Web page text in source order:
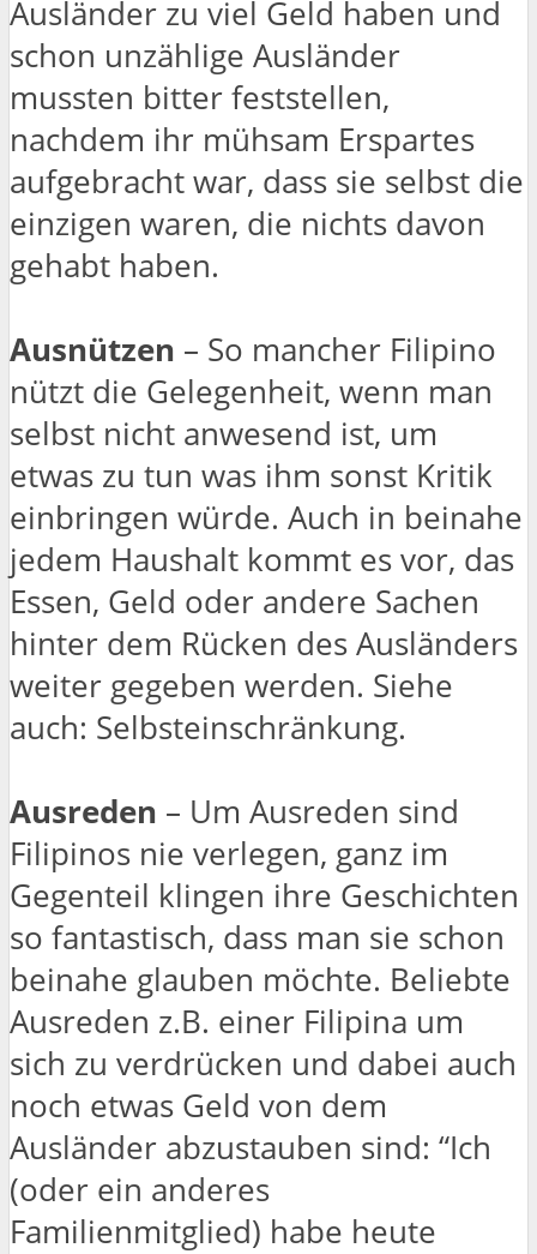
Ausländer zu viel Geld haben und
schon unzählige Ausländer
mussten bitter feststellen,
nachdem ihr mühsam Erspartes
aufgebracht war, dass sie selbst die
einzigen waren, die nichts davon
gehabt haben.
Ausnützen – So mancher Filipino
nützt die Gelegenheit, wenn man
selbst nicht anwesend ist, um
etwas zu tun was ihm sonst Kritik
einbringen würde. Auch in beinahe
jedem Haushalt kommt es vor, das
Essen, Geld oder andere Sachen
hinter dem Rücken des Ausländers
weiter gegeben werden. Siehe
auch: Selbsteinschränkung.
Ausreden – Um Ausreden sind
Filipinos nie verlegen, ganz im
Gegenteil klingen ihre Geschichten
so fantastisch, dass man sie schon
beinahe glauben möchte. Beliebte
Ausreden z.B. einer Filipina um
sich zu verdrücken und dabei auch
noch etwas Geld von dem
Ausländer abzustauben sind: “Ich
(oder ein anderes
Familienmitglied) habe heute